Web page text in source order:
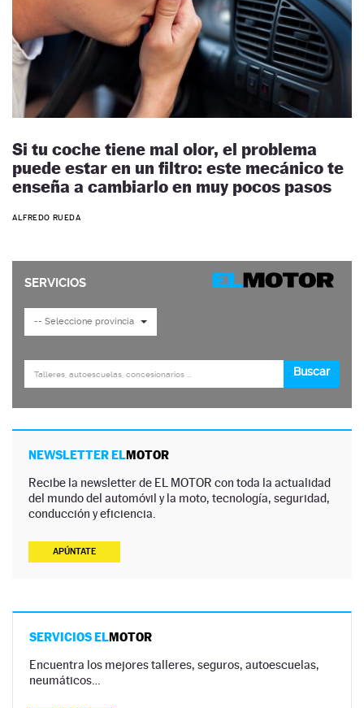
Si tu coche tiene mal olor, el problema
puede estar en un filtro: este mecánico te
enseña a cambiarlo en muy pocos pasos
ALFREDO RUEDA
NEWSLETTER ELMOTOR
Recibe la newsletter de EL MOTOR con toda la actualidad
del mundo del automóvil y la moto, tecnología, seguridad,
conducción y eficiencia.
APÚNTATE
SERVICIOS ELMOTOR
Encuentra los mejores talleres, seguros, autoescuelas,
neumáticos…